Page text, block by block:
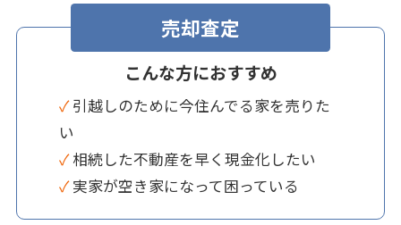
売却査定
こんな方におすすめ
✓ 引越しのために今住んでる家を売りた
い
✓ 相続した不動産を早く現金化したい
✓ 実家が空き家になって困っている